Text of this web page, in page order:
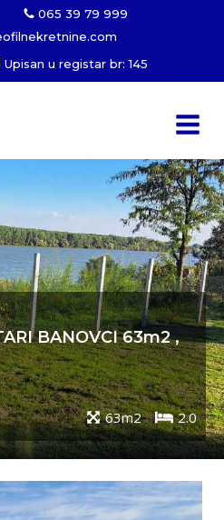
065 39 79 999
Upisan u registar br: 145
BANOVCI 63m2 ,
63m2 2.0